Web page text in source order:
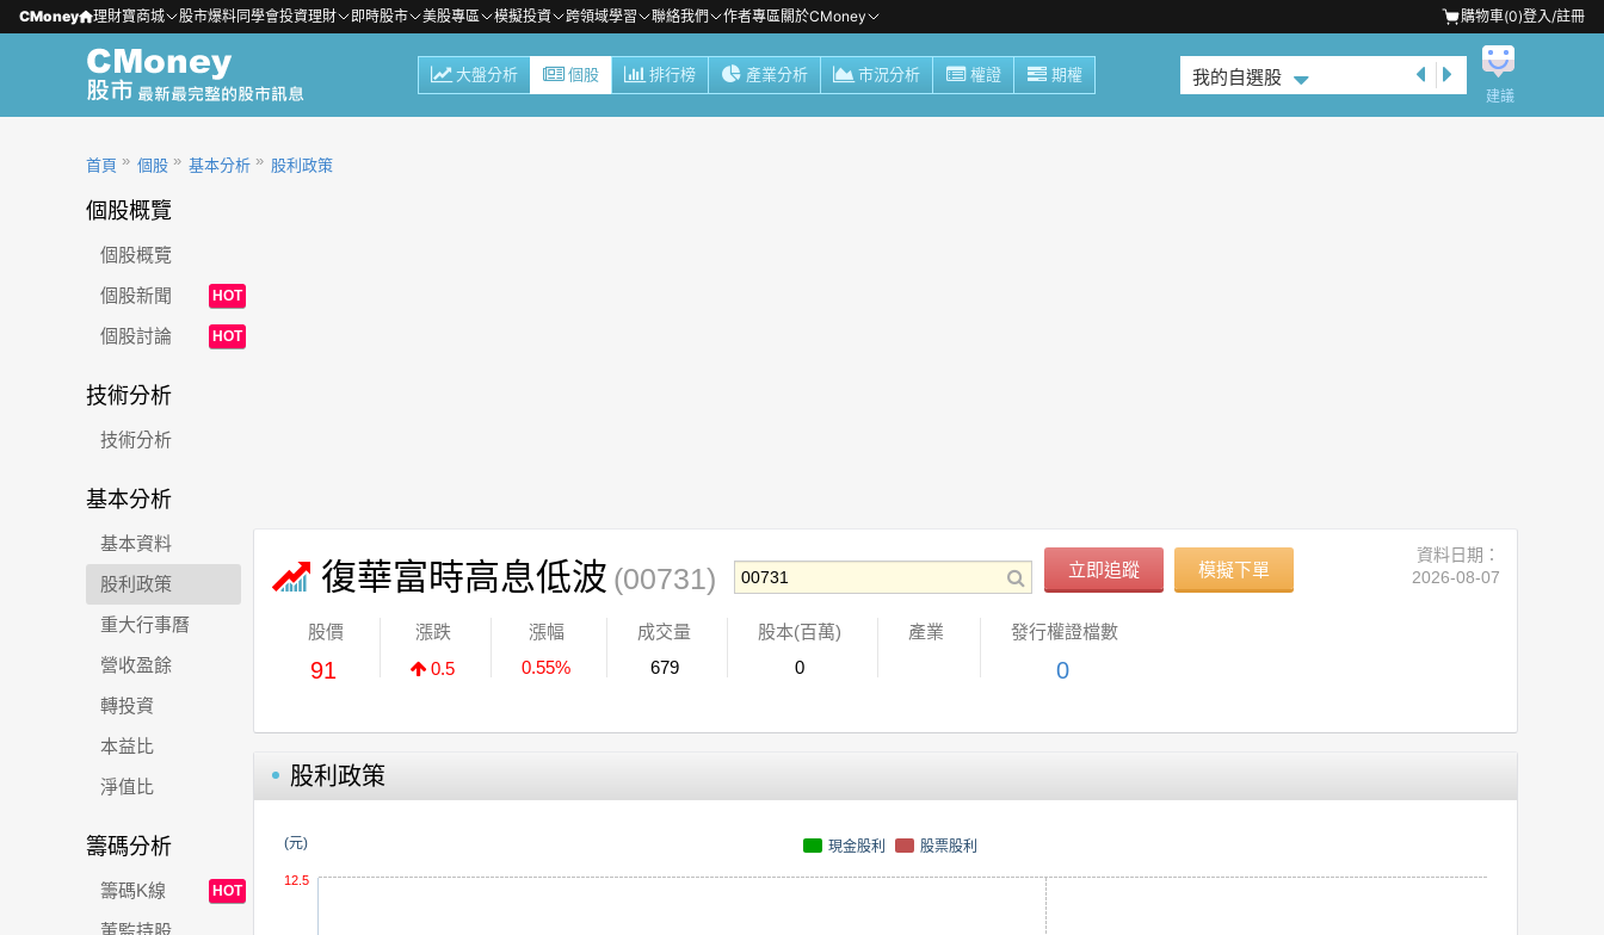
CMoney 理財寶商城 股市爆料同學會投資理財 即時股市 美股專區 模擬投資 跨領域學習 聯絡我們 作者專區關於CMoney 購物車(0)登入/註冊
大盤分析 個股 排行榜 產業分析 市況分析 權證 期權 我的自選股
建議
首頁 個股 基本分析 股利政策
個股概覽
個股概覽
個股新聞
HOT
個股討論 HOT
技術分析
技術分析
基本分析
基本資料
股利政策
重大行事曆
營收盈餘
轉投資
本益比
淨值比
籌碼分析
籌碼K線 HOT
董監持股
復華富時高息低波 (00731) 立即追蹤 模擬下單
資料日期：
2026-08-07
股價
91
漲跌
0.5
漲幅
0.55%
成交量
679
股本(百萬)
0
產業 發行權證檔數
0
股利政策
(元) 現金股利 股票股利
12.5